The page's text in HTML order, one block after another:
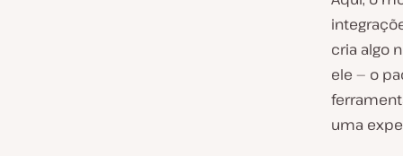
cria algo
ele — o
uma